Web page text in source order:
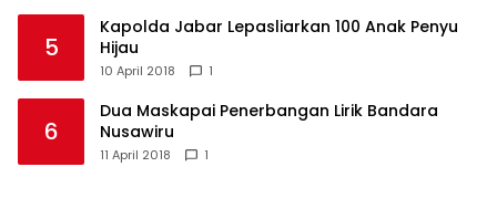
5
Kapolda Jabar Lepasliarkan 100 Anak Penyu
Hijau
10 April 2018 1
6
Dua Maskapai Penerbangan Lirik Bandara
Nusawiru
11 April 2018 1